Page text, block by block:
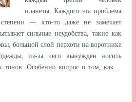
планеты. Каждого эта проблема
— кто-то даже не замечает
сильные неудобства, такие как
большой слой перхоти на воротнике
из-за чего вынужден носить
тонов. Особенно вопрос о том, как...